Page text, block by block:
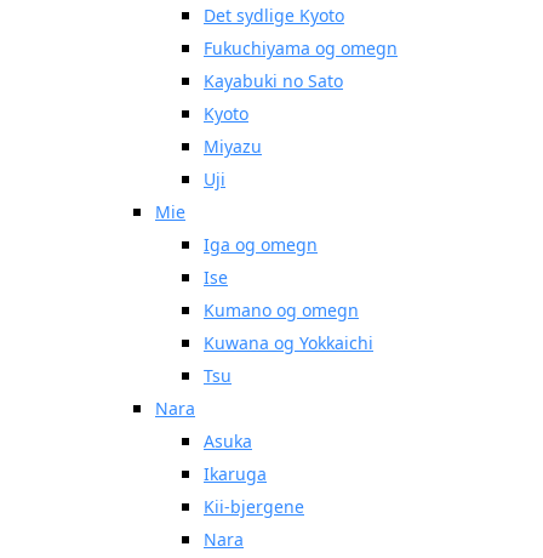
Det sydlige Kyoto
Fukuchiyama og omegn
Kayabuki no Sato
Kyoto
Miyazu
Uji
Mie
Iga og omegn
Ise
Kumano og omegn
Kuwana og Yokkaichi
Tsu
Nara
Asuka
Ikaruga
Kii-bjergene
Nara